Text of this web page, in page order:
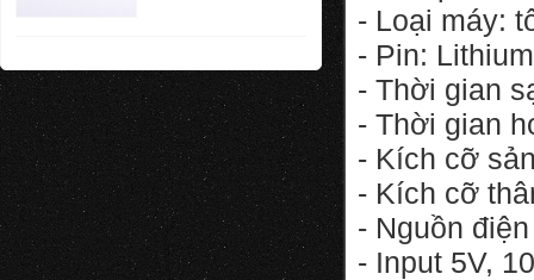
- Loại máy:
- Pin:
- Thời gian
- Thời gian
- Kích cỡ
- Kích cỡ
- Nguồn
- Input 5V,